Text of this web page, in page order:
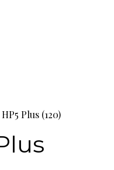
Plus (120)